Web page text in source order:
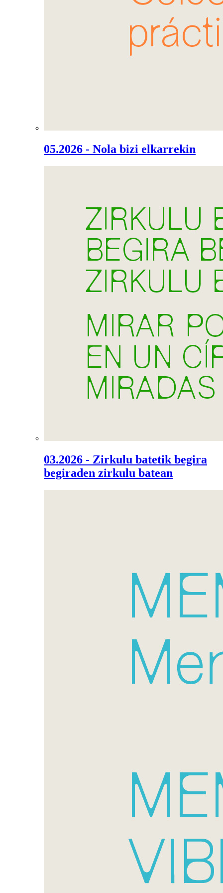
05.2026 - Nola bizi elkarrekin
03.2026 - Zirkulu batetik begira
begiraden zirkulu batean